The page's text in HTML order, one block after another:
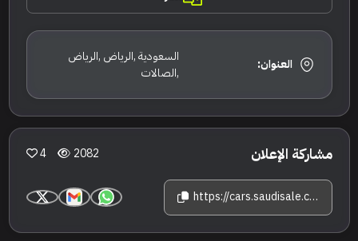
العنوان:
السعودية ,الرياض ,الرياض
,الصالات
مشاركة الإعلان 2082
4
https://cars.saudisale.com/listings/b93270/2023-%D8%A8%D9%86%D8%AA%D9%84%D9%8A-%D8%A8%D9%86%D8%AA%D8%A7%D9%8A%D8%AC%D8%A7-%D8%A5%D9%8A-%D8%AF%D8%A7%D8%A8%D9%84%D9%8A%D9%88-%D8%A8%D9%8A